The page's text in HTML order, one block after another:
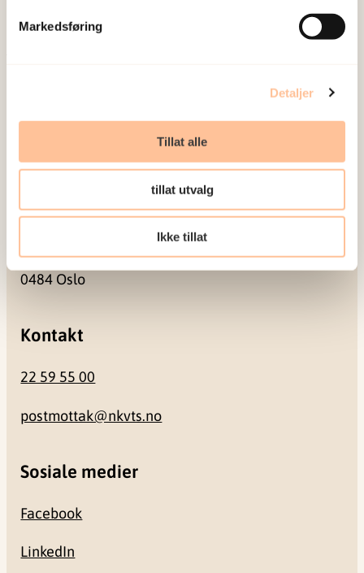
Markedsføring
Detaljer
Tillat alle
tillat utvalg
Ikke tillat
Meld deg på vårt nyhetsbrev
0409 Oslo
Besøksadresse
Gullhaugveien 1-3
0484 Oslo
Kontakt
22 59 55 00
postmottak@nkvts.no
Sosiale medier
Facebook
LinkedIn